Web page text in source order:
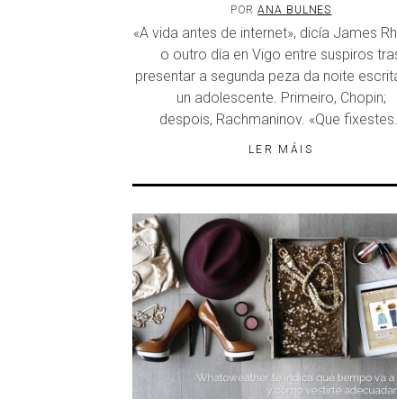
PORANA BULNES
«A vida antes de internet», dicía James
o outro día en Vigo entre suspiros
presentar a segunda peza da noite
un adolescente. Primeiro, Chopin;
despois, Rachmaninov. «Que
LER MÁIS